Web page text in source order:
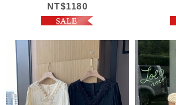
NT$1180